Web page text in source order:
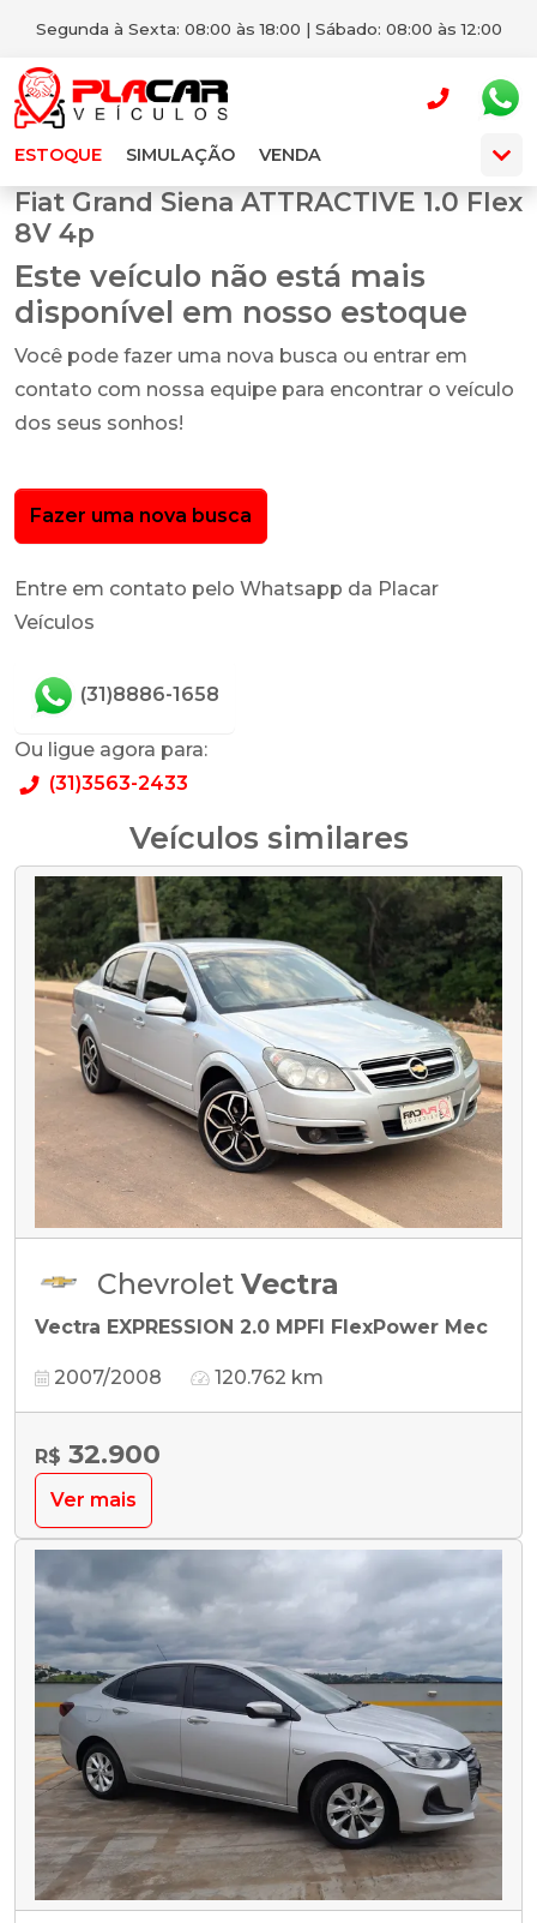
Segunda à Sexta: 08:00 às 18:00 | Sábado: 08:00 às 12:00
ESTOQUE SIMULAÇÃO VENDA
Fiat Grand Siena ATTRACTIVE 1.0 Flex
8V 4p
Este veículo não está mais
disponível em nosso estoque
Você pode fazer uma nova busca ou entrar em
contato com nossa equipe para encontrar o veículo
dos seus sonhos!
Fazer uma nova busca
Entre em contato pelo Whatsapp da Placar
Veículos
(31)8886-1658
Ou ligue agora para:
(31)3563-2433
Veículos similares
Chevrolet Vectra
Vectra EXPRESSION 2.0 MPFI FlexPower Mec
2007/2008 120.762 km
R$ 32.900
Ver mais